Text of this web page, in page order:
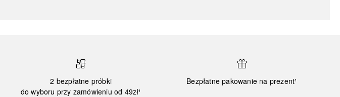
2 bezpłatne próbki
do wyboru przy zamówieniu od 49zł¹
Bezpłatne pakowanie na prezent¹